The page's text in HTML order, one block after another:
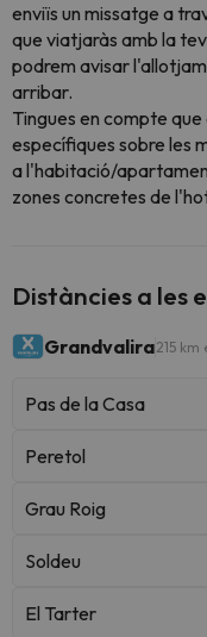
enviïs un missatge a
que viatjaràs amb la
podrem avisar
arribar.
Tingues en compte
específiques sobre les
a l'habitació/
zones concretes de
Distàncies a les
Grandvalira215 km
Pas de la Casa
Peretol
Grau Roig
Soldeu
El Tarter